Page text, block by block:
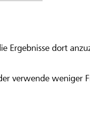
Ergebnisse dort
verwende weniger